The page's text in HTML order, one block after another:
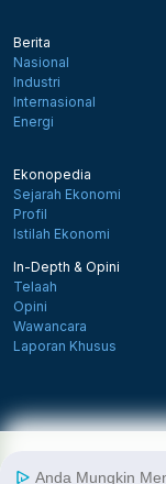
Berita
Nasional
Industri
Internasional
Energi
Ekonopedia
Sejarah Ekonomi
Profil
Istilah Ekonomi
In-Depth & Opini
Telaah
Opini
Wawancara
Laporan Khusus